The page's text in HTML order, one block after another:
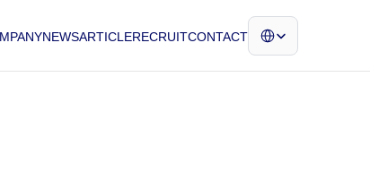
NEWSARTICLERECRUITCONTACT
Select Language